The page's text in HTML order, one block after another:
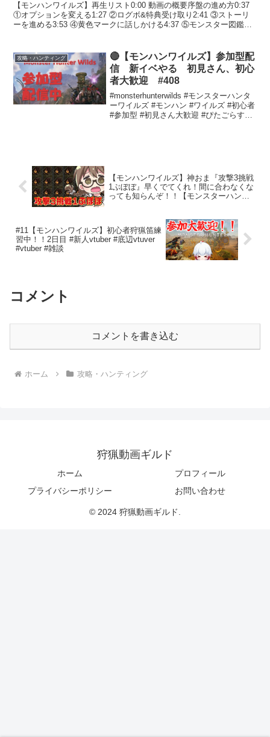
【モンハンワイルズ】再生リスト0:00 動画の概要序盤の進め方0:37
①オプションを変える1:27 ②ログボ&特典受け取り2:41 ③ストーリ
ーを進める3:53 ④黄色マークに話しかける4:37 ⑤モンスター図鑑を
攻略・ハンティング
🔴【モンハンワイルズ】参加型配
信 新イベやる 初見さん、初心
者大歓迎 #408
#monsterhunterwilds #モンスターハンタ
ーワイルズ #モンハン #ワイルズ #初心者
#参加型 #初見さん大歓迎 #ぴたごらすch
【モンハンワイルズ】神おま『攻撃3挑戦
1ぶぼぼ』早くでてくれ！間に合わなくな
っても知らんぞ！！【モンスターハンタ
#11【モンハンワイルズ】初心者狩猟笛練
習中！！2日目 #新人vtuber #底辺vtuver
#vtuber #雑談
コメント
コメントを書き込む
ホーム 攻略・ハンティング
狩猟動画ギルド
ホーム
プロフィール
プライバシーポリシー
お問い合わせ
© 2024 狩猟動画ギルド.